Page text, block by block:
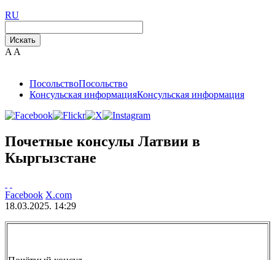
RU
Искать
A A
ПосольствoПосольствo
Консульская информацияКонсульская информация
Почетные консулы Латвии в
Кыргызстане
Facebook X.com
18.03.2025. 14:29